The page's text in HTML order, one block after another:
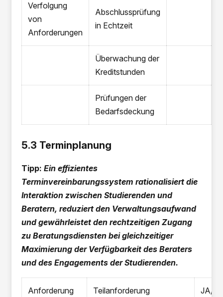
Verfolgung
von
Anforderungen
Abschlussprüfung
in Echtzeit
Überwachung der
Kreditstunden
Prüfungen der
Bedarfsdeckung
5.3 Terminplanung
Tipp:Ein effizientes
Terminvereinbarungssystem rationalisiert die
Interaktion zwischen Studierenden und
Beratern, reduziert den Verwaltungsaufwand
und gewährleistet den rechtzeitigen Zugang
zu Beratungsdiensten bei gleichzeitiger
Maximierung der Verfügbarkeit des Beraters
und des Engagements der Studierenden.
Anforderung Teilanforderung JA/